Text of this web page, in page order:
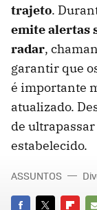
trajeto.
emite alertas
radar,
garantir que
é importante
atualizado.
de
estabelecido.
ASSUNTOS